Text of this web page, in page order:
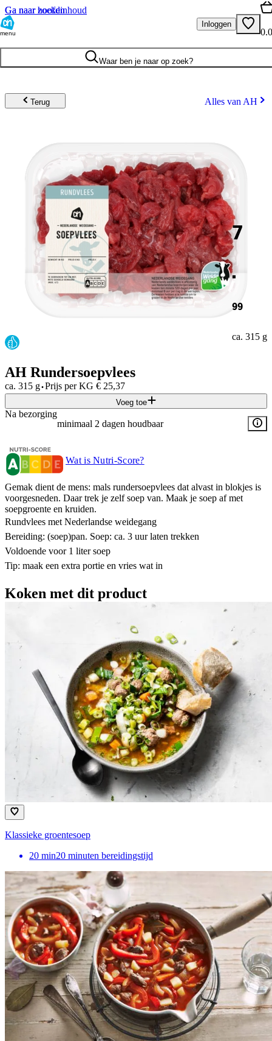
Ga naar hoofdinhoud
Ga naar zoeken
menu
Inloggen
Waar ben je naar op zoek?
Terug Alles van AH
7
.
99
ca. 315 g
AH Rundersoepvlees
ca. 315 g·Prijs per KG € 25,37
Voeg toe
Na bezorging
minimaal 2 dagen houdbaar
Wat is Nutri-Score?
Gemak dient de mens: mals rundersoepvlees dat alvast in blokjes is
voorgesneden. Daar trek je zelf soep van. Maak je soep af met
soepgroente en kruiden.
Rundvlees met Nederlandse weidegang
Bereiding: (soep)pan. Soep: ca. 3 uur laten trekken
Voldoende voor 1 liter soep
Tip: maak een extra portie en vries wat in
Koken met dit product
Klassieke groentesoep
20 min20 minuten bereidingstijd